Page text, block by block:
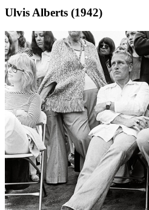
Ulvis Alberts (1942)